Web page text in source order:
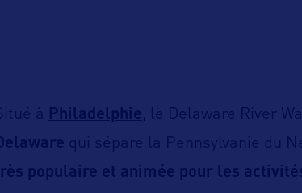
à Philadelphie, le Delaware River
qui sépare la Pennsylvanie du
populaire et animée pour les